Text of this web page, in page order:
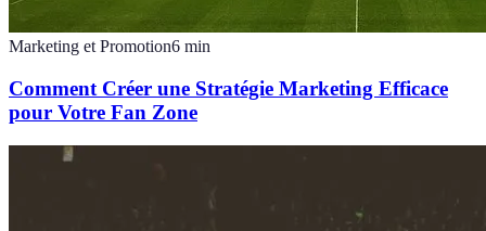
Marketing et Promotion6 min
Comment Créer une Stratégie Marketing Efficace
pour Votre Fan Zone